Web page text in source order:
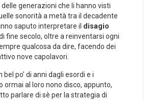
generazioni che li hanno visti
sonorità a metà tra il decadente
saputo interpretare il disagio
fine secolo, oltre a reinventarsi ogni
qualcosa da dire, facendo dei
nove capolavori.
po’ di anni dagli esordi e i
ormai al loro nono disco, appunto,
parlare di sè per la strategia di